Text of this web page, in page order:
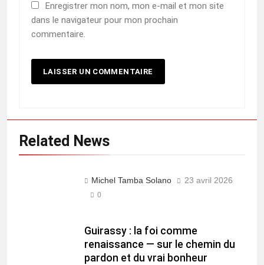
Enregistrer mon nom, mon e-mail et mon site
dans le navigateur pour mon prochain
commentaire.
Related News
Michel Tamba Solano 23 avril 2026
0
Guirassy : la foi comme
renaissance — sur le chemin du
pardon et du vrai bonheur